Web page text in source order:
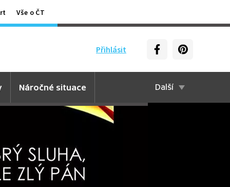
Vše o ČT
Přihlásit
Náročné situace Další